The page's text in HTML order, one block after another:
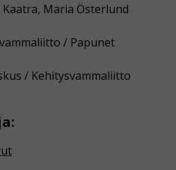
Kaatra, Maria Österlund
/ Papunet
/ Kehitysvammaliitto